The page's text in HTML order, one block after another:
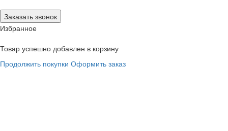
Избранное
Товар успешно добавлен в корзину
Продолжить покупки Оформить заказ